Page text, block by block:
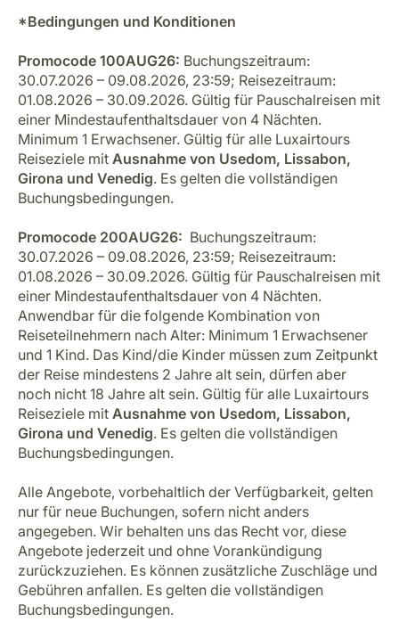
*Bedingungen und Konditionen
Promocode 100AUG26: Buchungszeitraum:
30.07.2026 – 09.08.2026, 23:59; Reisezeitraum:
01.08.2026 – 30.09.2026. Gültig für Pauschalreisen mit
einer Mindestaufenthaltsdauer von 4 Nächten.
Minimum 1 Erwachsener. Gültig für alle Luxairtours
Reiseziele mit Ausnahme von Usedom, Lissabon,
Girona und Venedig. Es gelten die vollständigen
Buchungsbedingungen.
Promocode 200AUG26: Buchungszeitraum:
30.07.2026 – 09.08.2026, 23:59; Reisezeitraum:
01.08.2026 – 30.09.2026. Gültig für Pauschalreisen mit
einer Mindestaufenthaltsdauer von 4 Nächten.
Anwendbar für die folgende Kombination von
Reiseteilnehmern nach Alter: Minimum 1 Erwachsener
und 1 Kind. Das Kind/die Kinder müssen zum Zeitpunkt
der Reise mindestens 2 Jahre alt sein, dürfen aber
noch nicht 18 Jahre alt sein. Gültig für alle Luxairtours
Reiseziele mit Ausnahme von Usedom, Lissabon,
Girona und Venedig. Es gelten die vollständigen
Buchungsbedingungen.
Alle Angebote, vorbehaltlich der Verfügbarkeit, gelten
nur für neue Buchungen, sofern nicht anders
angegeben. Wir behalten uns das Recht vor, diese
Angebote jederzeit und ohne Vorankündigung
zurückzuziehen. Es können zusätzliche Zuschläge und
Gebühren anfallen. Es gelten die vollständigen
Buchungsbedingungen.